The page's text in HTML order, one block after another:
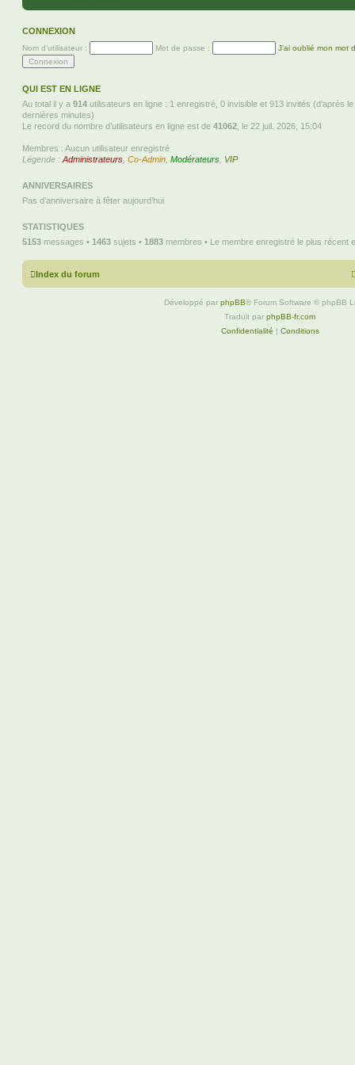
CONNEXION
Nom d’utilisateur : Mot de passe : J’ai oublié mon mot
QUI EST EN LIGNE
Au total il y a 914 utilisateurs en ligne : 1 enregistré, 0 invisible et 913 invités (d’après
dernières minutes)
Le record du nombre d’utilisateurs en ligne est de 41062 , le 22 juil. 2026, 15:04
Membres : Aucun utilisateur enregistré
Légende : Administrateurs Co-Admin Modérateurs VIP
ANNIVERSAIRES
Pas d’anniversaire à fêter aujourd’hui
STATISTIQUES
5153 messages • 1463 sujets • 1883 membres • Le membre enregistré le plus récent
Index du forum
Développé par phpBB® Forum Software © phpBB
Traduit par phpBB-fr.com
Confidentialité | Conditions